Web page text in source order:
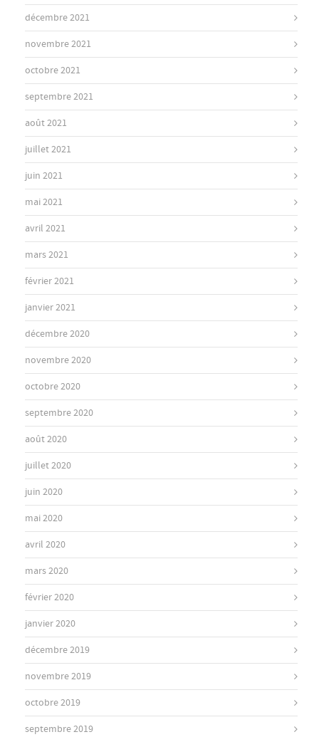
décembre 2021
novembre 2021
octobre 2021
septembre 2021
août 2021
juillet 2021
juin 2021
mai 2021
avril 2021
mars 2021
février 2021
janvier 2021
décembre 2020
novembre 2020
octobre 2020
septembre 2020
août 2020
juillet 2020
juin 2020
mai 2020
avril 2020
mars 2020
février 2020
janvier 2020
décembre 2019
novembre 2019
octobre 2019
septembre 2019